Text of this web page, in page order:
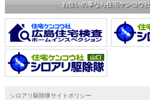
お住いの事なら住宅ケンコウ
シロアリ駆除隊サイトポリシー